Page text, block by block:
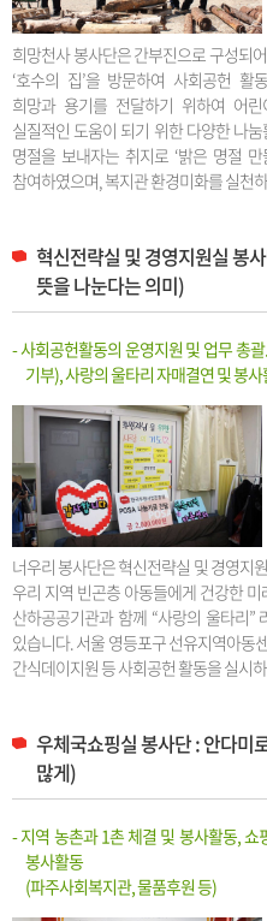
희망천사 봉사단은 간부진으로 구성되
‘호수의 집’을 방문하여 사회공헌 활
희망과 용기를 전달하기 위하여 어
실질적인 도움이 되기 위한 다양한 나
명절을 보내자는 취지로 ‘밝은 명절
참여하였으며, 복지관 환경미화를 실천
혁신전략실 및 경영지원실 봉
뜻을 나눈다는 의미)
- 사회공헌활동의 운영지원 및 업무 총
기부), 사랑의 울타리 자매결연 및 봉
너우리 봉사단은 혁신전략실 및 경영지
우리 지역 빈곤층 아동들에게 건강한
산하공공기관과 함께 “사랑의 울타리
있습니다. 서울 영등포구 선유지역아동
간식데이지원 등 사회공헌 활동을 실시
우체국쇼핑실 봉사단 : 안다미
많게)
- 지역 농촌과 1촌 체결 및 봉사활동,
봉사활동
(파주사회복지관, 물품후원 등)